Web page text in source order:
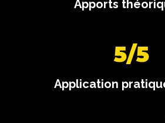
Apports
5/5
Application